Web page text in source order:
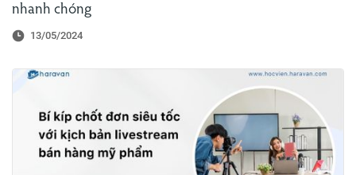
nhanh chóng
13/05/2024